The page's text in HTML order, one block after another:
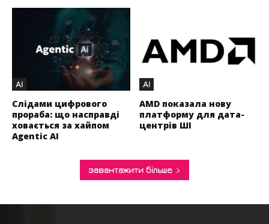
AI
Слідами цифрового
прораба: що насправді
ховається за хайпом
Agentic AI
AI
AMD показала нову
платформу для дата-
центрів ШІ
завантажити більше